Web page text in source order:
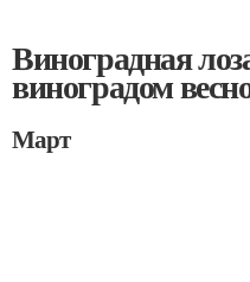
Виноградная
виноградом
Март